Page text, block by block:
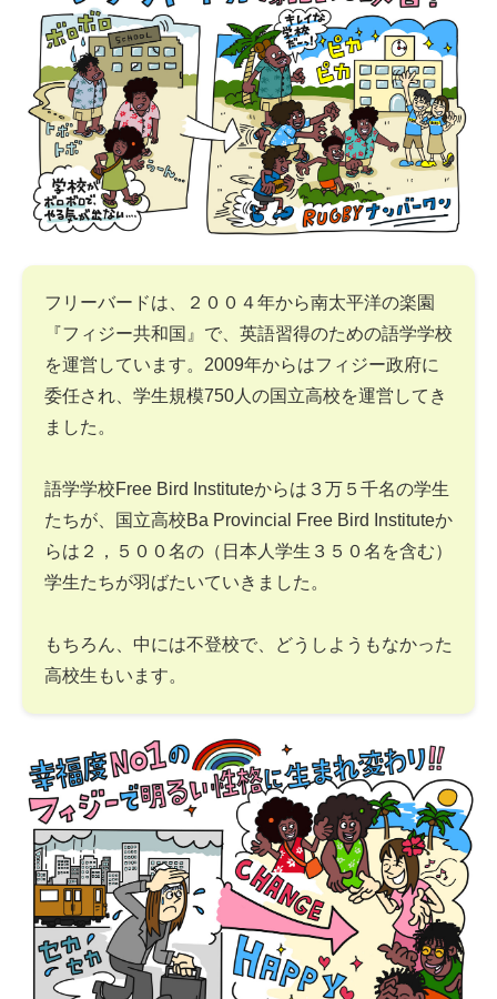
フリーバードは、２００４年から南太平洋の楽園
『フィジー共和国』で、英語習得のための語学学校
を運営しています。2009年からはフィジー政府に
委任され、学生規模750人の国立高校を運営してき
ました。
語学学校Free Bird Instituteからは３万５千名の学生
たちが、国立高校Ba Provincial Free Bird Instituteか
らは２，５００名の（日本人学生３５０名を含む）
学生たちが羽ばたいていきました。
もちろん、中には不登校で、どうしようもなかった
高校生もいます。